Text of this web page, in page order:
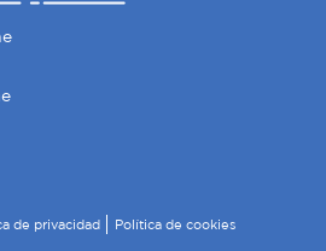
de privacidad Política de cookies